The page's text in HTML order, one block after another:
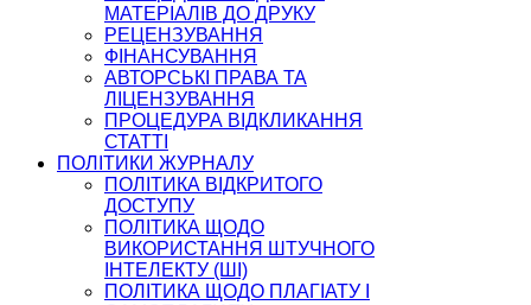
МАТЕРІАЛІВ ДО ДРУКУ
РЕЦЕНЗУВАННЯ
ФІНАНСУВАННЯ
АВТОРСЬКІ ПРАВА ТА
ЛІЦЕНЗУВАННЯ
ПРОЦЕДУРА ВІДКЛИКАННЯ
СТАТТІ
ПОЛІТИКИ ЖУРНАЛУ
ПОЛІТИКА ВІДКРИТОГО
ДОСТУПУ
ПОЛІТИКА ЩОДО
ВИКОРИСТАННЯ ШТУЧНОГО
ІНТЕЛЕКТУ (ШІ)
ПОЛІТИКА ЩОДО ПЛАГІАТУ І